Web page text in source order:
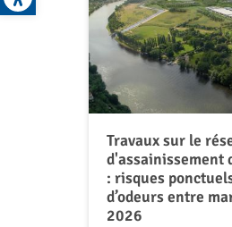
Travaux sur le
d'assainissement
: risques
d’odeurs entre
2026